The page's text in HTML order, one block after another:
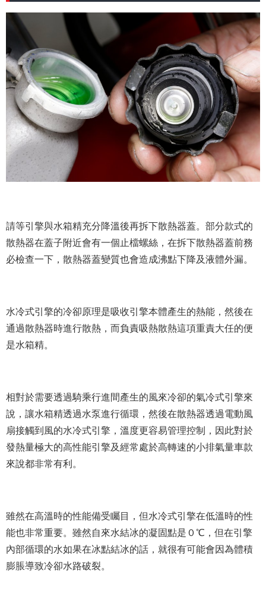
請等引擎與水箱精充分降溫後再拆下散熱器蓋。部分款式的
散熱器在蓋子附近會有一個止檔螺絲，在拆下散熱器蓋前務
必檢查一下，散熱器蓋變質也會造成沸點下降及液體外漏。
水冷式引擎的冷卻原理是吸收引擎本體產生的熱能，然後在
通過散熱器時進行散熱，而負責吸熱散熱這項重責大任的便
是水箱精。
相對於需要透過騎乘行進間產生的風來冷卻的氣冷式引擎來
說，讓水箱精透過水泵進行循環，然後在散熱器透過電動風
扇接觸到風的水冷式引擎，溫度更容易管理控制，因此對於
發熱量極大的高性能引擎及經常處於高轉速的小排氣量車款
來說都非常有利。
雖然在高溫時的性能備受矚目，但水冷式引擎在低溫時的性
能也非常重要。雖然自來水結冰的凝固點是０℃，但在引擎
內部循環的水如果在冰點結冰的話，就很有可能會因為體積
膨脹導致冷卻水路破裂。